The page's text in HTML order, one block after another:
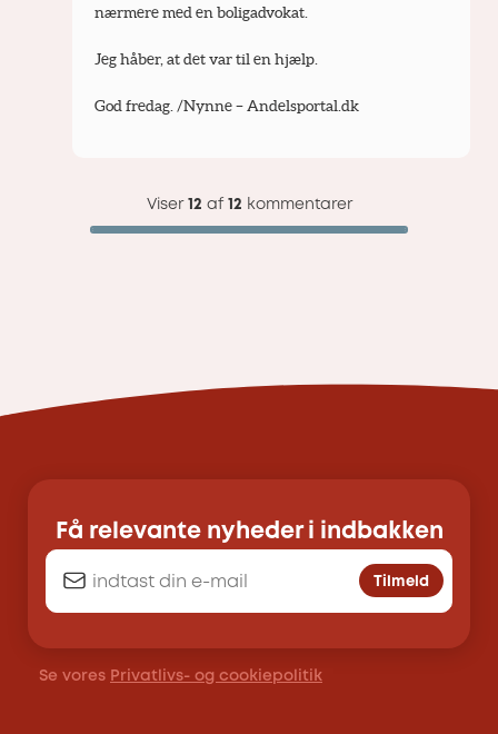
nærmere med en boligadvokat.
Jeg håber, at det var til en hjælp.
God fredag. /Nynne – Andelsportal.dk
Viser 12 af 12 kommentarer
Få relevante nyheder i indbakken
Tilmeld
Se vores Privatlivs- og cookiepolitik